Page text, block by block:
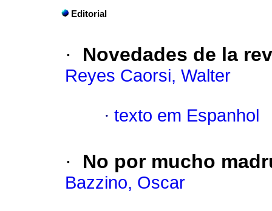
Editorial
· Novedades de la
Reyes Caorsi, Walter
· texto em Espanhol
· No por mucho
Bazzino, Oscar